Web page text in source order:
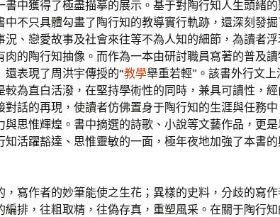
書中獲得了極盡描摹的展示。基于對陶行知人生頭緒的
中不只具體勾畫了陶行知的教導實行軌跡，還深刻發
況、戀愛故事及社會來往等不為人知的細節，為讀者
肉的陶行知抽像。而作為一本由研討職員寫著的普及
還表現了周洪宇傳授的“教學舉重若輕”。該書外行文上
較為直白活潑，在堅持學術性的同時，兼具可讀性，
對話的再現，使讀者仿佛置身于陶行知的生涯與任務
與思惟輝煌。書中摘選的詩歌、小說等文藝作品，更
知活躍豁達、思惟靈敏的一面，極年夜地加強了本書
，寫作者的妙筆能使之生花；異樣的史料，分歧的寫
編排，往粗取精，往偽存真，重塑風采。在關于陶行知